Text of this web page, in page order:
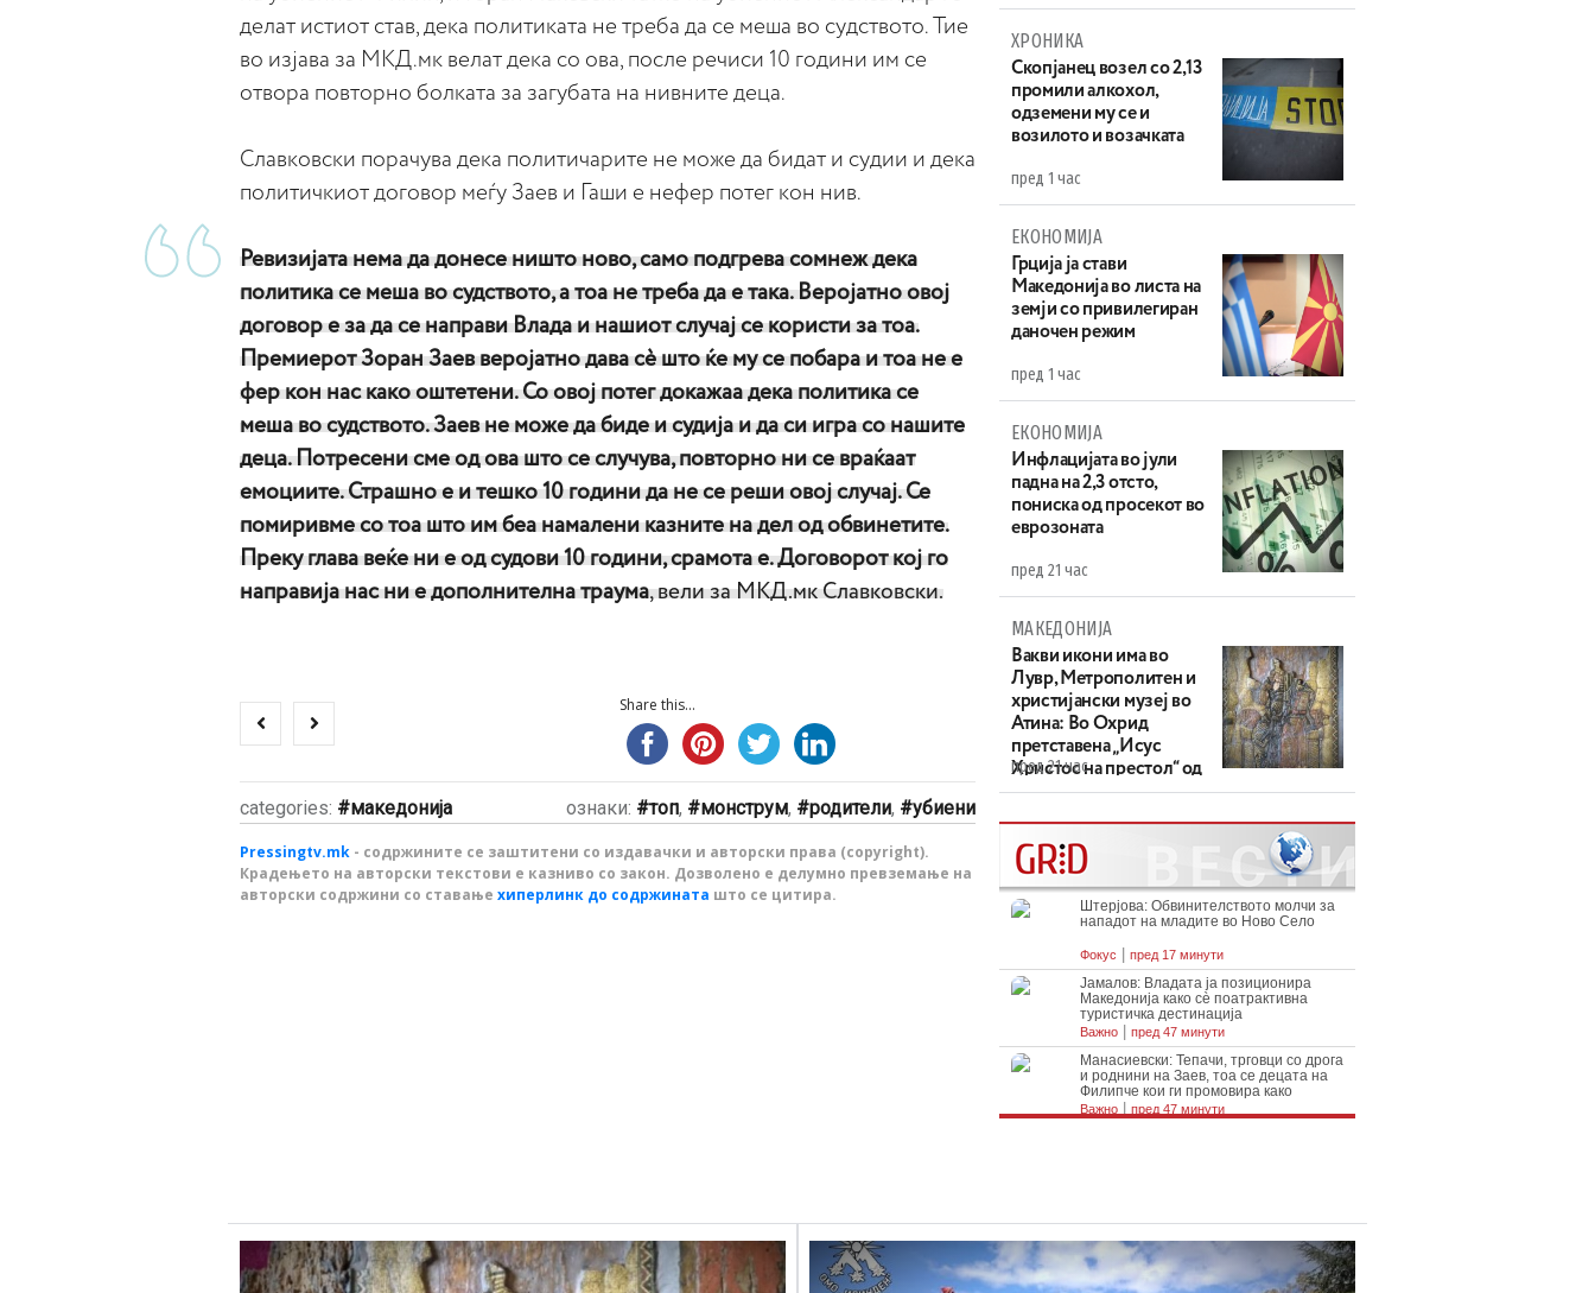
делат истиот став, дека политиката не треба да се меша во судството. Тие
во изјава за МКД.мк велат дека со ова, после речиси 10 години им се
отвора повторно болката за загубата на нивните деца.
Славковски порачува дека политичарите не може да бидат и судии и дека
политичкиот договор меѓу Заев и Гаши е нефер потег кон нив.
Ревизијата нема да донесе ништо ново, само подгрева сомнеж дека
политика се меша во судството, а тоа не треба да е така. Веројатно овој
договор е за да се направи Влада и нашиот случај се користи за тоа.
Премиерот Зоран Заев веројатно дава сè што ќе му се побара и тоа не е
фер кон нас како оштетени. Со овој потег докажаа дека политика се
меша во судството. Заев не може да биде и судија и да си игра со нашите
деца. Потресени сме од ова што се случува, повторно ни се враќаат
емоциите. Страшно е и тешко 10 години да не се реши овој случај. Се
помиривме со тоа што им беа намалени казните на дел од обвинетите.
Преку глава веќе ни е од судови 10 години, срамота е. Договорот кој го
направија нас ни е дополнителна траума, вели за МКД.мк Славковски.
Share this...
categories: македонија ознаки: топ, монструм, родители, убиени
Pressingtv.mk - содржините се заштитени со издавачки и авторски права (copyright).
Крадењето на авторски текстови е казниво со закон. Дозволено е делумно превземање на
авторски содржини со ставање хиперлинк до содржината што се цитира.
ХРОНИКА
Скопјанец возел со 2,13
промили алкохол,
одземени му се и
возилото и возачката
пред 1 час
ЕКОНОМИЈА
Грција ја стави
Македонија во листа на
земји со привилегиран
даночен режим
пред 1 час
ЕКОНОМИЈА
Инфлацијата во јули
падна на 2,3 отсто,
пониска од просекот во
еврозоната
пред 21 час
МАКЕДОНИЈА
Вакви икони има во
Лувр, Метрополитен и
христијански музеј во
Атина: Во Охрид
претставена „Исус
Христос на престол“ од
XIV век
пред 21 час